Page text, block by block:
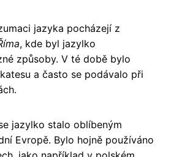
jazyka pocházejí z
, kde byl jazylko
způsoby. V té době bylo
a často se podávalo při
jazylko stalo oblíbeným
Evropě. Bylo hojně používáno